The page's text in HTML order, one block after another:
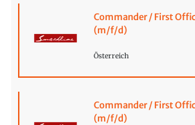
Commander / First
(m/f/d)
Österreich
Commander / First
(m/f/d)